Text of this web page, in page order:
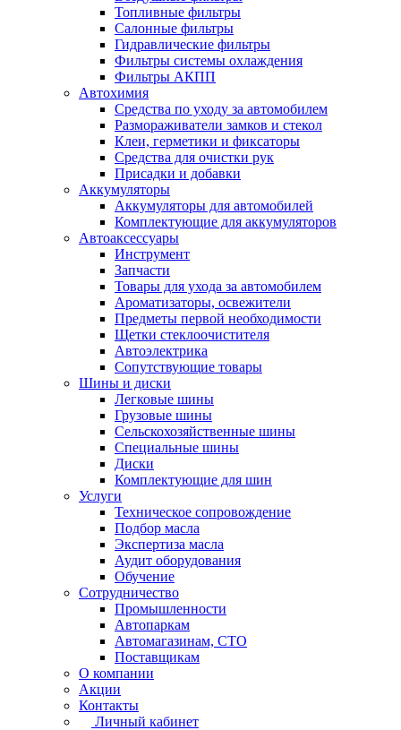
Топливные фильтры
Салонные фильтры
Гидравлические фильтры
Фильтры системы охлаждения
Фильтры АКПП
Автохимия
Средства по уходу за автомобилем
Размораживатели замков и стекол
Клеи, герметики и фиксаторы
Средства для очистки рук
Присадки и добавки
Аккумуляторы
Аккумуляторы для автомобилей
Комплектующие для аккумуляторов
Автоаксессуары
Инструмент
Запчасти
Товары для ухода за автомобилем
Ароматизаторы, освежители
Предметы первой необходимости
Щетки стеклоочистителя
Автоэлектрика
Сопутствующие товары
Шины и диски
Легковые шины
Грузовые шины
Сельскохозяйственные шины
Специальные шины
Диски
Комплектующие для шин
Услуги
Техническое сопровождение
Подбор масла
Экспертиза масла
Аудит оборудования
Обучение
Сотрудничество
Промышленности
Автопаркам
Автомагазинам, СТО
Поставщикам
О компании
Акции
Контакты
Личный кабинет